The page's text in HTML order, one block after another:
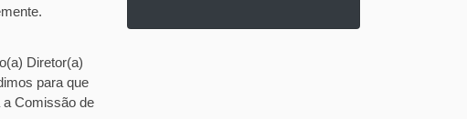
Diretor(a)
para que
a Comissão de